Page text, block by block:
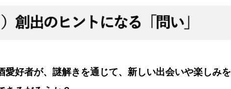
愛好者が、謎解きを通じて、新しい出会いや楽しみを